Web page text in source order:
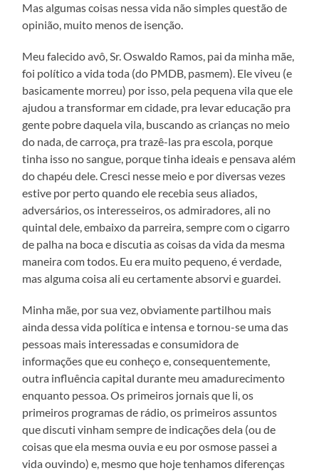
Mas algumas coisas nessa vida não simples questão de
opinião, muito menos de isenção.
Meu falecido avô, Sr. Oswaldo Ramos, pai da minha mãe,
foi político a vida toda (do PMDB, pasmem). Ele viveu (e
basicamente morreu) por isso, pela pequena vila que ele
ajudou a transformar em cidade, pra levar educação pra
gente pobre daquela vila, buscando as crianças no meio
do nada, de carroça, pra trazê-las pra escola, porque
tinha isso no sangue, porque tinha ideais e pensava além
do chapéu dele. Cresci nesse meio e por diversas vezes
estive por perto quando ele recebia seus aliados,
adversários, os interesseiros, os admiradores, ali no
quintal dele, embaixo da parreira, sempre com o cigarro
de palha na boca e discutia as coisas da vida da mesma
maneira com todos. Eu era muito pequeno, é verdade,
mas alguma coisa ali eu certamente absorvi e guardei.
Minha mãe, por sua vez, obviamente partilhou mais
ainda dessa vida política e intensa e tornou-se uma das
pessoas mais interessadas e consumidora de
informações que eu conheço e, consequentemente,
outra influência capital durante meu amadurecimento
enquanto pessoa. Os primeiros jornais que li, os
primeiros programas de rádio, os primeiros assuntos
que discuti vinham sempre de indicações dela (ou de
coisas que ela mesma ouvia e eu por osmose passei a
vida ouvindo) e, mesmo que hoje tenhamos diferenças